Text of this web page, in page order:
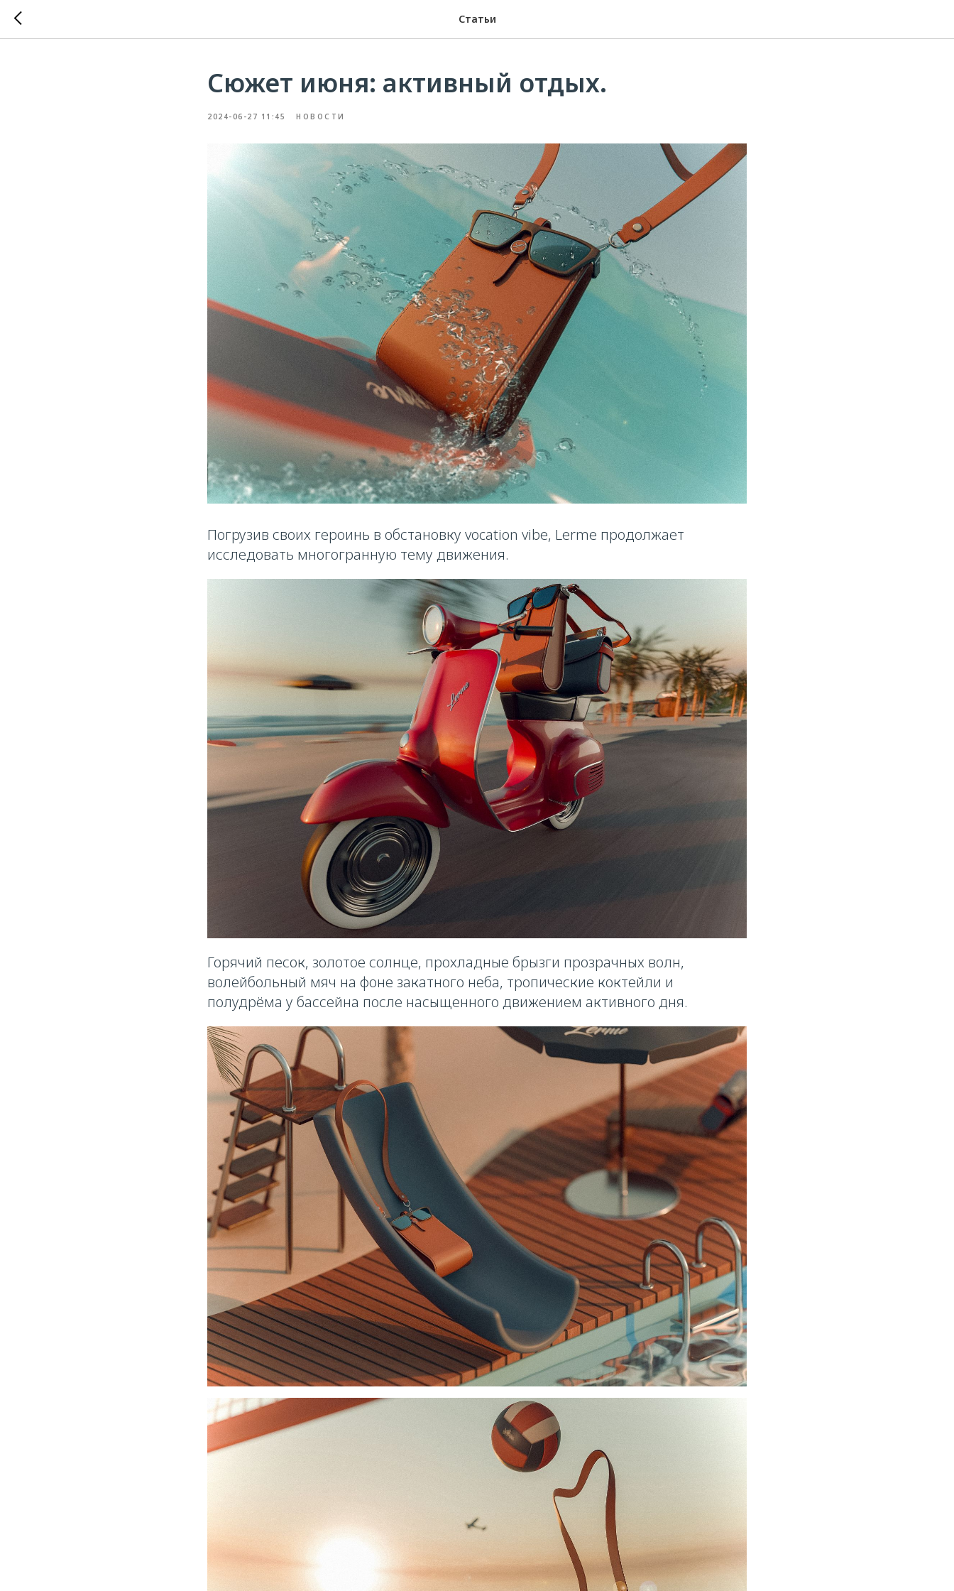
Статьи
Сюжет июня: активный отдых.
2024-06-27 11:45 НОВОСТИ
Погрузив своих героинь в обстановку vocation vibe, Lerme продолжает
исследовать многогранную тему движения.
Горячий песок, золотое солнце, прохладные брызги прозрачных волн,
волейбольный мяч на фоне закатного неба, тропические коктейли и
полудрёма у бассейна после насыщенного движением активного дня.